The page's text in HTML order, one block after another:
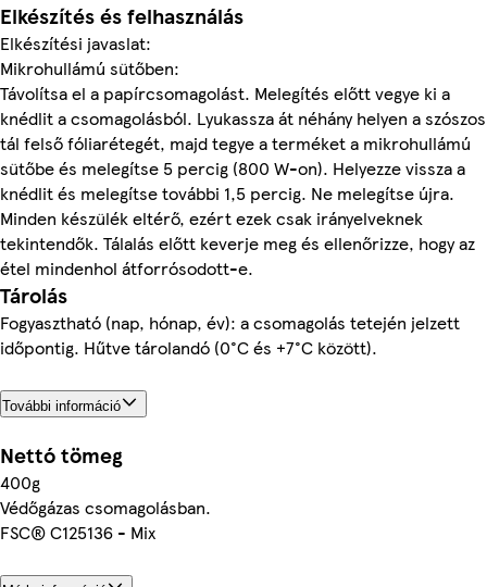
Elkészítés és felhasználás
Elkészítési javaslat:
Mikrohullámú sütőben:
Távolítsa el a papírcsomagolást. Melegítés előtt vegye ki a
knédlit a csomagolásból. Lyukassza át néhány helyen a szószos
tál felső fóliarétegét, majd tegye a terméket a mikrohullámú
sütőbe és melegítse 5 percig (800 W-on). Helyezze vissza a
knédlit és melegítse további 1,5 percig. Ne melegítse újra.
Minden készülék eltérő, ezért ezek csak irányelveknek
tekintendők. Tálalás előtt keverje meg és ellenőrizze, hogy az
étel mindenhol átforrósodott-e.
Tárolás
Fogyasztható (nap, hónap, év): a csomagolás tetején jelzett
időpontig. Hűtve tárolandó (0°C és +7°C között).
További információ
Nettó tömeg
400g
Védőgázas csomagolásban.
FSC® C125136 - Mix